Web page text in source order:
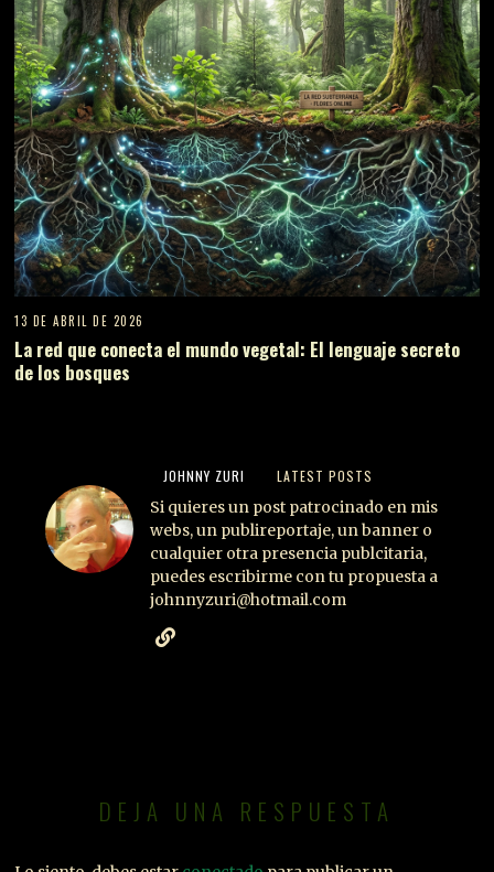
13 DE ABRIL DE 2026
La red que conecta el mundo vegetal: El lenguaje secreto
de los bosques
JOHNNY ZURI LATEST POSTS
Si quieres un post patrocinado en mis
webs, un publireportaje, un banner o
cualquier otra presencia publcitaria,
puedes escribirme con tu propuesta a
johnnyzuri@hotmail.com
DEJA UNA RESPUESTA